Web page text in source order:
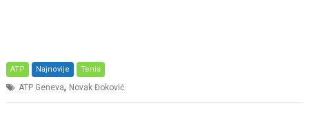
ATP Najnovije Tenis
ATP Geneva, Novak Đoković